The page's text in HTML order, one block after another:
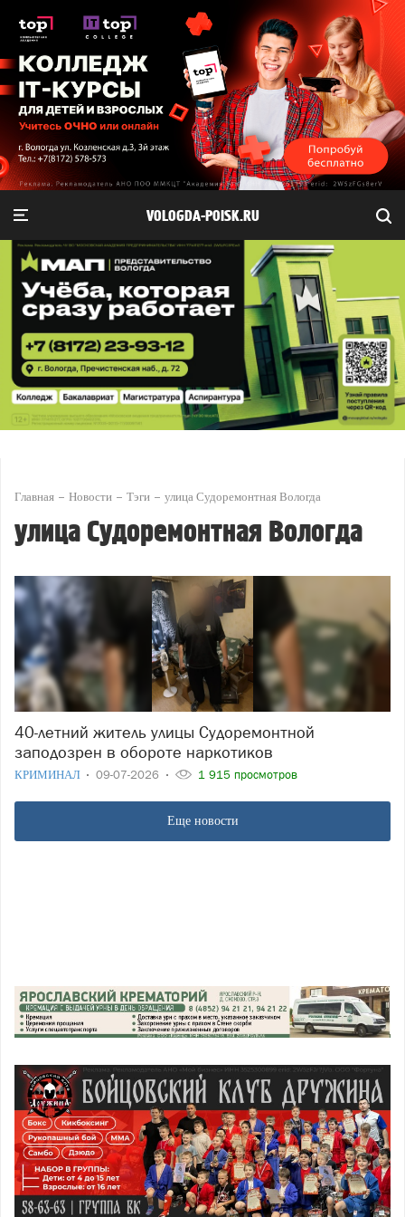
VOLOGDA-POISK.RU
Главная Новости Тэги улица Судоремонтная Вологда
улица Судоремонтная Вологда
40-летний житель улицы Судоремонтной
заподозрен в обороте наркотиков
КРИМИНАЛ 09-07-2026 1 915 просмотров
Еще новости